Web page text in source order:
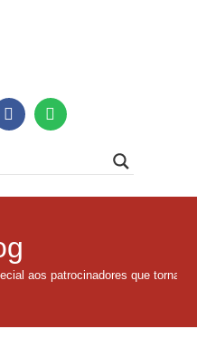
aos patrocinadores que